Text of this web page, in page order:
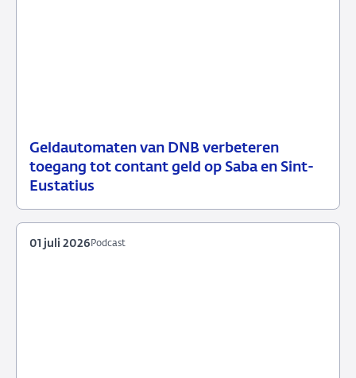
Geldautomaten van DNB verbeteren
toegang tot contant geld op Saba en Sint-
Eustatius
03
juli
Persbericht
Podcast
01 juli 2026